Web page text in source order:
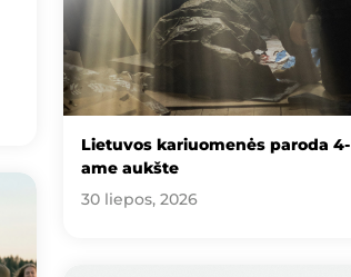
Lietuvos kariuomenės paroda 4-
ame aukšte
30 liepos, 2026